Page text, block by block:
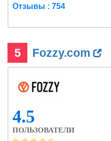
Отзывы : 754
5 Fozzy.com
4.5
ПОЛЬЗОВАТЕЛИ